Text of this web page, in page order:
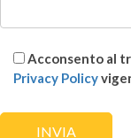
Acconsento al
Privacy Policy